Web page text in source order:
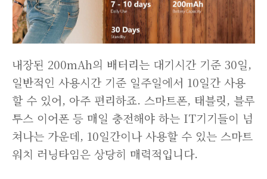
내장된 200mAh의 배터리는 대기시간 기준 30일,
일반적인 사용시간 기준 일주일에서 10일간 사용
할 수 있어, 아주 편리하죠. 스마트폰, 태블릿, 블루
투스 이어폰 등 매일 충전해야 하는 IT기기들이 넘
쳐나는 가운데, 10일간이나 사용할 수 있는 스마트
워치 러닝타임은 상당히 매력적입니다.